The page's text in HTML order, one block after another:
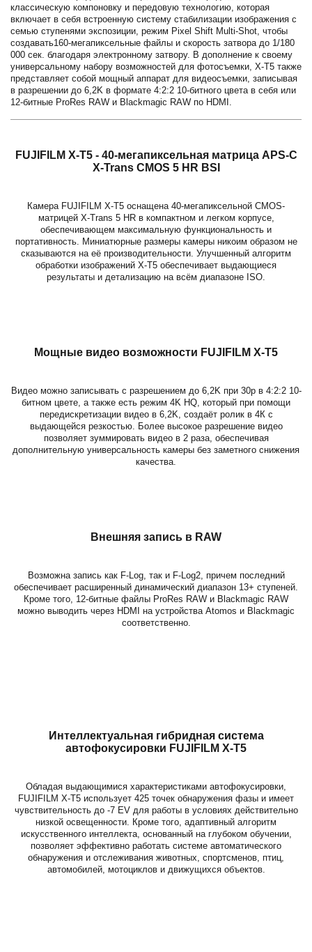
классическую компоновку и передовую технологию, которая
включает в себя встроенную систему стабилизации изображения с
семью ступенями экспозиции, режим Pixel Shift Multi-Shot, чтобы
создавать160-мегапиксельные файлы и скорость затвора до 1/180
000 сек. благодаря электронному затвору. В дополнение к своему
универсальному набору возможностей для фотосъемки, X-T5 также
представляет собой мощный аппарат для видеосъемки, записывая
в разрешении до 6,2K в формате 4:2:2 10-битного цвета в себя или
12-битные ProRes RAW и Blackmagic RAW по HDMI.
FUJIFILM X-T5 - 40-мегапиксельная матрица APS-C
X-Trans CMOS 5 HR BSI
Камера FUJIFILM X-T5 оснащена 40-мегапиксельной CMOS-
матрицей X-Trans 5 HR в компактном и легком корпусе,
обеспечивающем максимальную функциональность и
портативность. Миниатюрные размеры камеры никоим образом не
сказываются на её производительности. Улучшенный алгоритм
обработки изображений X-T5 обеспечивает выдающиеся
результаты и детализацию на всём диапазоне ISO.
Мощные видео возможности FUJIFILM X-T5
Видео можно записывать с разрешением до 6,2K при 30p в 4:2:2 10-
битном цвете, а также есть режим 4K HQ, который при помощи
передискретизации видео в 6,2K, создаёт ролик в 4К с
выдающейся резкостью. Более высокое разрешение видео
позволяет зуммировать видео в 2 раза, обеспечивая
дополнительную универсальность камеры без заметного снижения
качества.
Внешняя запись в RAW
Возможна запись как F-Log, так и F-Log2, причем последний
обеспечивает расширенный динамический диапазон 13+ ступеней.
Кроме того, 12-битные файлы ProRes RAW и Blackmagic RAW
можно выводить через HDMI на устройства Atomos и Blackmagic
соответственно.
Интеллектуальная гибридная система
автофокусировки FUJIFILM X-T5
Обладая выдающимися характеристиками автофокусировки,
FUJIFILM X-T5 использует 425 точек обнаружения фазы и имеет
чувствительность до -7 EV для работы в условиях действительно
низкой освещенности. Кроме того, адаптивный алгоритм
искусственного интеллекта, основанный на глубоком обучении,
позволяет эффективно работать системе автоматического
обнаружения и отслеживания животных, спортсменов, птиц,
автомобилей, мотоциклов и движущихся объектов.